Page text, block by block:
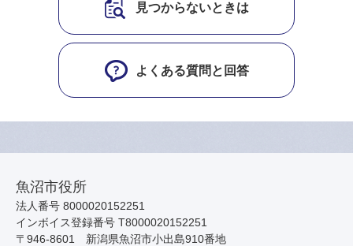
見つからないときは
よくある質問と回答
魚沼市役所
法人番号 8000020152251
インボイス登録番号 T8000020152251
〒946-8601 新潟県魚沼市小出島910番地